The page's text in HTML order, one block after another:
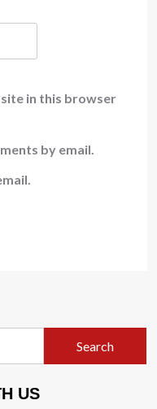
in this browser
by email.
US